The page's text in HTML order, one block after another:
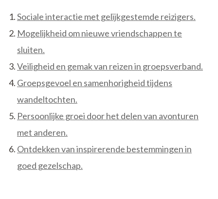
Sociale interactie met gelijkgestemde reizigers.
Mogelijkheid om nieuwe vriendschappen te
sluiten.
Veiligheid en gemak van reizen in groepsverband.
Groepsgevoel en samenhorigheid tijdens
wandeltochten.
Persoonlijke groei door het delen van avonturen
met anderen.
Ontdekken van inspirerende bestemmingen in
goed gezelschap.